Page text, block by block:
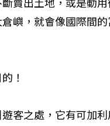
嶼，就會像國際間
！
客之處，它有可加